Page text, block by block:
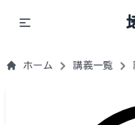
ホーム 講義一覧